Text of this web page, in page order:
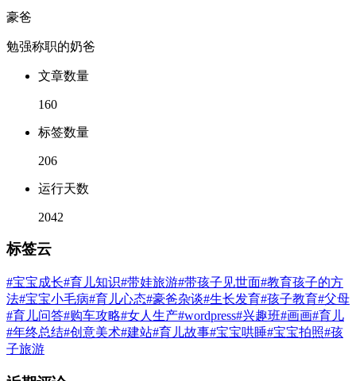
豪爸
勉强称职的奶爸
文章数量
160
标签数量
206
运行天数
2042
标签云
#宝宝成长#育儿知识#带娃旅游#带孩子见世面#教育孩子的方
法#宝宝小毛病#育儿心态#豪爸杂谈#生长发育#孩子教育#父母
#育儿问答#购车攻略#女人生产#wordpress#兴趣班#画画#育儿
#年终总结#创意美术#建站#育儿故事#宝宝哄睡#宝宝拍照#孩
子旅游